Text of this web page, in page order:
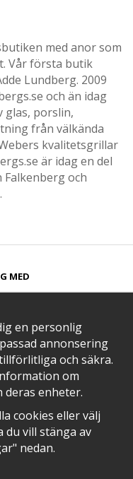
med anor som
Vår första butik
Lundberg. 2009
och än idag
glas, porslin,
från välkända
kvalitetsgrillar
är idag en del
Falkenberg och
MED​
MED
en personlig
annonsering
och säkra.
om
deras enheter.
cookies eller välj
du vill stänga av
nedan.